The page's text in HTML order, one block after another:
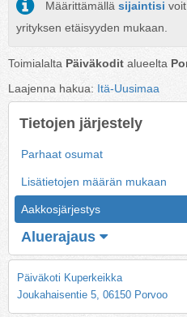
Määrittämällä sijaintisi
yrityksen etäisyyden mukaan.
Toimialalta Päiväkodit alueelta
Laajenna hakua: Itä-Uusimaa
Tietojen järjestely
Parhaat osumat
Lisätietojen määrän mukaan
Aakkosjärjestys
Aluerajaus
Päiväkoti Kuperkeikka
Joukahaisentie 5, 06150 Porvoo